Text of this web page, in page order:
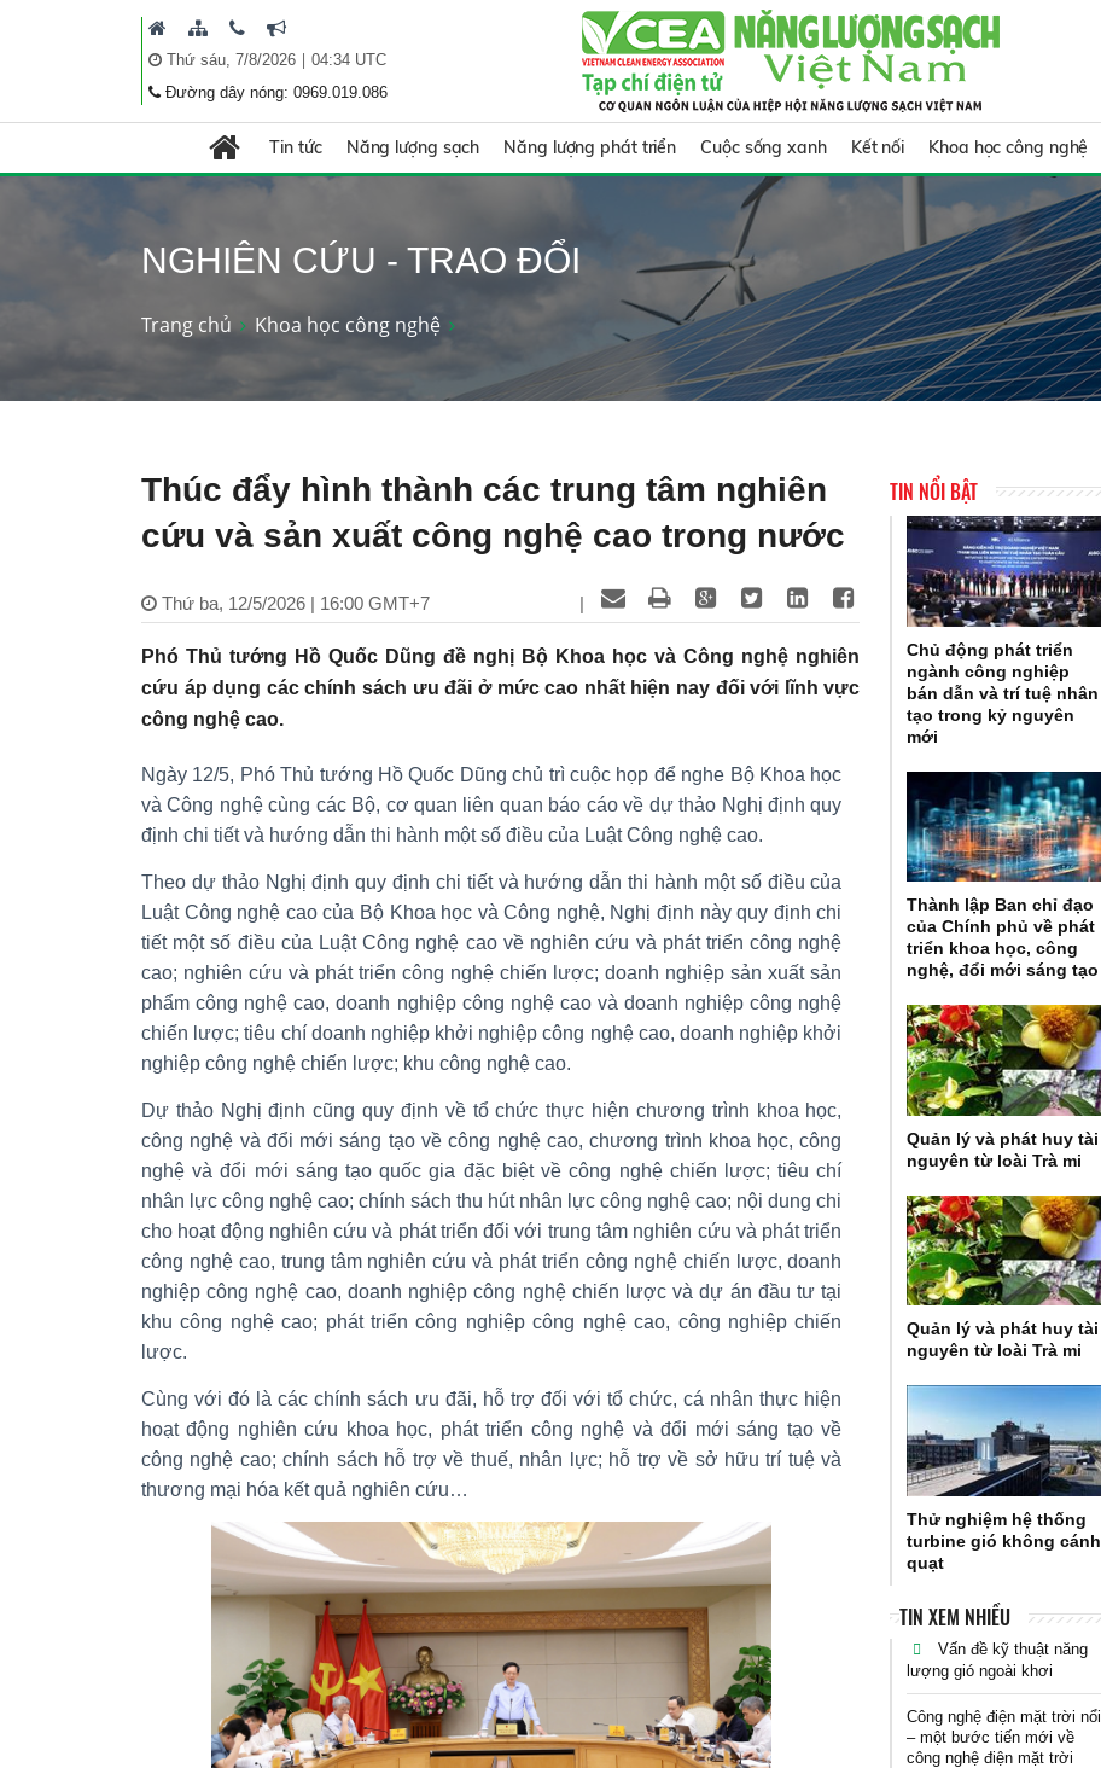
Thứ sáu, 7/8/2026| 04:34 UTC
Đường dây nóng: 0969.019.086
Tin tức Năng lượng sạch Năng lượng phát triển Cuộc sống xanh Kết nối Khoa học công nghệ
NGHIÊN CỨU - TRAO ĐỔI
Trang chủ Khoa học công nghệ
Thúc đẩy hình thành các trung tâm nghiên
cứu và sản xuất công nghệ cao trong nước
Thứ ba, 12/5/2026 | 16:00 GMT+7 |
Phó Thủ tướng Hồ Quốc Dũng đề nghị Bộ Khoa học và Công nghệ nghiên
cứu áp dụng các chính sách ưu đãi ở mức cao nhất hiện nay đối với lĩnh vực
công nghệ cao.
Ngày 12/5, Phó Thủ tướng Hồ Quốc Dũng chủ trì cuộc họp để nghe Bộ Khoa học
và Công nghệ cùng các Bộ, cơ quan liên quan báo cáo về dự thảo Nghị định quy
định chi tiết và hướng dẫn thi hành một số điều của Luật Công nghệ cao.
Theo dự thảo Nghị định quy định chi tiết và hướng dẫn thi hành một số điều của
Luật Công nghệ cao của Bộ Khoa học và Công nghệ, Nghị định này quy định chi
tiết một số điều của Luật Công nghệ cao về nghiên cứu và phát triển công nghệ
cao; nghiên cứu và phát triển công nghệ chiến lược; doanh nghiệp sản xuất sản
phẩm công nghệ cao, doanh nghiệp công nghệ cao và doanh nghiệp công nghệ
chiến lược; tiêu chí doanh nghiệp khởi nghiệp công nghệ cao, doanh nghiệp khởi
nghiệp công nghệ chiến lược; khu công nghệ cao.
Dự thảo Nghị định cũng quy định về tổ chức thực hiện chương trình khoa học,
công nghệ và đổi mới sáng tạo về công nghệ cao, chương trình khoa học, công
nghệ và đổi mới sáng tạo quốc gia đặc biệt về công nghệ chiến lược; tiêu chí
nhân lực công nghệ cao; chính sách thu hút nhân lực công nghệ cao; nội dung chi
cho hoạt động nghiên cứu và phát triển đối với trung tâm nghiên cứu và phát triển
công nghệ cao, trung tâm nghiên cứu và phát triển công nghệ chiến lược, doanh
nghiệp công nghệ cao, doanh nghiệp công nghệ chiến lược và dự án đầu tư tại
khu công nghệ cao; phát triển công nghiệp công nghệ cao, công nghiệp chiến
lược.
Cùng với đó là các chính sách ưu đãi, hỗ trợ đối với tổ chức, cá nhân thực hiện
hoạt động nghiên cứu khoa học, phát triển công nghệ và đổi mới sáng tạo về
công nghệ cao; chính sách hỗ trợ về thuế, nhân lực; hỗ trợ về sở hữu trí tuệ và
thương mại hóa kết quả nghiên cứu…
TIN NỔI BẬT
Chủ động phát triển
ngành công nghiệp
bán dẫn và trí tuệ nhân
tạo trong kỷ nguyên
mới
Thành lập Ban chỉ đạo
của Chính phủ về phát
triển khoa học, công
nghệ, đổi mới sáng tạo
Quản lý và phát huy tài
nguyên từ loài Trà mi
Quản lý và phát huy tài
nguyên từ loài Trà mi
Thử nghiệm hệ thống
turbine gió không cánh
quạt
TIN XEM NHIỀU
Vấn đề kỹ thuật năng
lượng gió ngoài khơi
Công nghệ điện mặt trời nổi
– một bước tiến mới về
công nghệ điện mặt trời